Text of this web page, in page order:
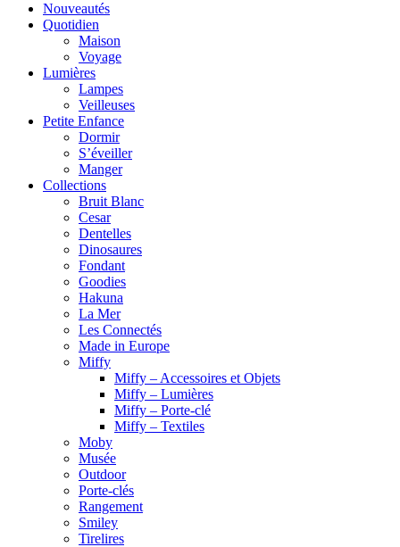
Nouveautés
Quotidien
Maison
Voyage
Lumières
Lampes
Veilleuses
Petite Enfance
Dormir
S’éveiller
Manger
Collections
Bruit Blanc
Cesar
Dentelles
Dinosaures
Fondant
Goodies
Hakuna
La Mer
Les Connectés
Made in Europe
Miffy
Miffy – Accessoires et Objets
Miffy – Lumières
Miffy – Porte-clé
Miffy – Textiles
Moby
Musée
Outdoor
Porte-clés
Rangement
Smiley
Tirelires